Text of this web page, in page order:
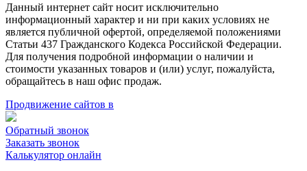
Данный интернет сайт носит исключительно
информационный характер и ни при каких условиях не
является публичной офертой, определяемой положениями
Статьи 437 Гражданского Кодекса Российской Федерации.
Для получения подробной информации о наличии и
стоимости указанных товаров и (или) услуг, пожалуйста,
обращайтесь в наш офис продаж.
Продвижение сайтов в
Обратный звонок
Заказать звонок
Калькулятор онлайн